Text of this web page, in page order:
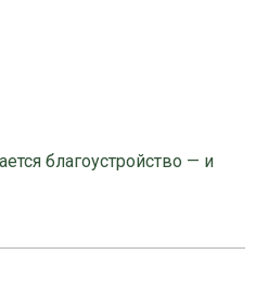
благоустройство — и